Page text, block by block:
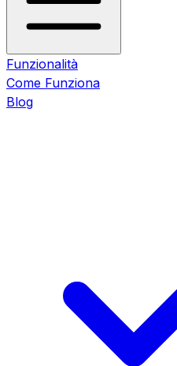
Funzionalità
Come Funziona
Blog